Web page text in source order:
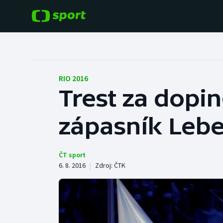
Hokej
Tenis
Cyklistika
Baseball a softbal
Basketbal
Boby a skeleton
Box
RIO 2016
Trest za
zápasník
ČT sport
6. 8. 2016 | Zdroj: ČTK